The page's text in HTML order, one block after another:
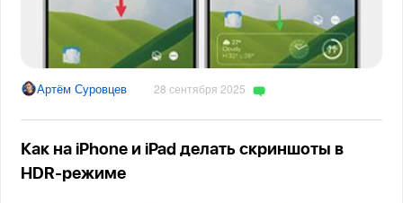
Артём Суровцев 28 сентября 2025
Как на iPhone и iPad делать скриншоты в
HDR-режиме